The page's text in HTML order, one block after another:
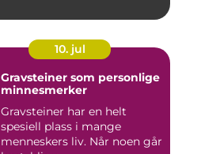
10. jul
Gravsteiner som personlige
minnesmerker
Gravsteiner har en helt
spesiell plass i mange
menneskers liv. Når noen går